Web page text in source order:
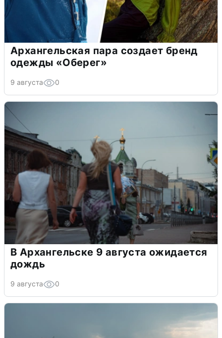
Архангельская пара создает бренд
одежды «Оберег»
9 августа 0
В Архангельске 9 августа ожидается
дождь
9 августа 0